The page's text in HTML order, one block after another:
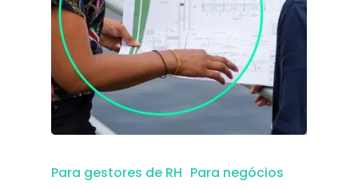
Para gestores de RH Para negócios